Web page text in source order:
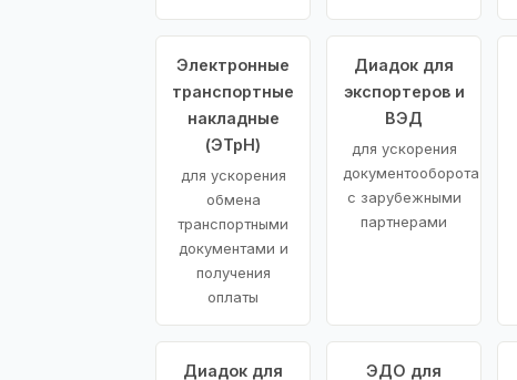
Электронные
транспортные
накладные
(ЭТрН)
для ускорения
обмена
транспортными
документами и
получения
оплаты
Диадок для
экспортеров и
ВЭД
для ускорения
документооборота
с зарубежными
партнерами
Диадок для
ЭДО для